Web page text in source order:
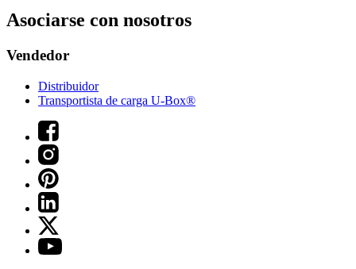
Asociarse con nosotros
Vendedor
Distribuidor
Transportista de carga U-Box®